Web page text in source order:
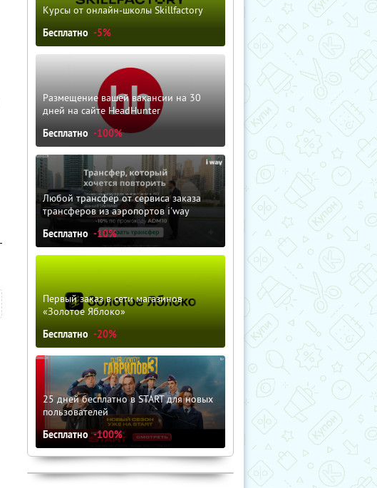
Курсы от онлайн-школы Skillfactory
Бесплатно -5%
Размещение вашей вакансии на 30
дней на сайте HeadHunter
Бесплатно -100%
Любой трансфер от сервиса заказа
трансферов из аэропортов i'way
Бесплатно -10%
Первый заказ в сети магазинов
«Золотое Яблоко»
Бесплатно -20%
25 дней бесплатно в START для новых
пользователей
Бесплатно -100%